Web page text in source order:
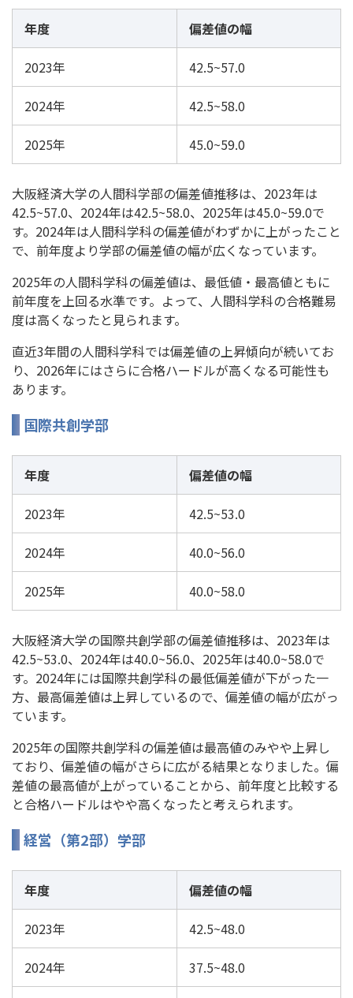
年度 偏差値の幅
2023年 42.5~57.0
2024年 42.5~58.0
2025年 45.0~59.0
大阪経済大学の人間科学部の偏差値推移は、2023年は
42.5~57.0、2024年は42.5~58.0、2025年は45.0~59.0で
す。2024年は人間科学科の偏差値がわずかに上がったこと
で、前年度より学部の偏差値の幅が広くなっています。
2025年の人間科学科の偏差値は、最低値・最高値ともに
前年度を上回る水準です。よって、人間科学科の合格難易
度は高くなったと見られます。
直近3年間の人間科学科では偏差値の上昇傾向が続いてお
り、2026年にはさらに合格ハードルが高くなる可能性も
あります。
国際共創学部
年度 偏差値の幅
2023年 42.5~53.0
2024年 40.0~56.0
2025年 40.0~58.0
大阪経済大学の国際共創学部の偏差値推移は、2023年は
42.5~53.0、2024年は40.0~56.0、2025年は40.0~58.0で
す。2024年には国際共創学科の最低偏差値が下がった一
方、最高偏差値は上昇しているので、偏差値の幅が広がっ
ています。
2025年の国際共創学科の偏差値は最高値のみやや上昇し
ており、偏差値の幅がさらに広がる結果となりました。偏
差値の最高値が上がっていることから、前年度と比較する
と合格ハードルはやや高くなったと考えられます。
経営（第2部）学部
年度 偏差値の幅
2023年 42.5~48.0
2024年 37.5~48.0